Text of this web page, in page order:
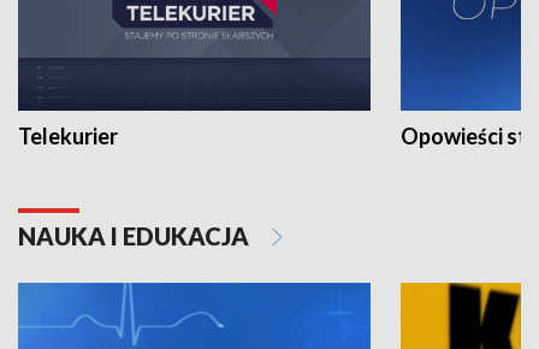
Telekurier Opowieści
NAUKA I EDUKACJA